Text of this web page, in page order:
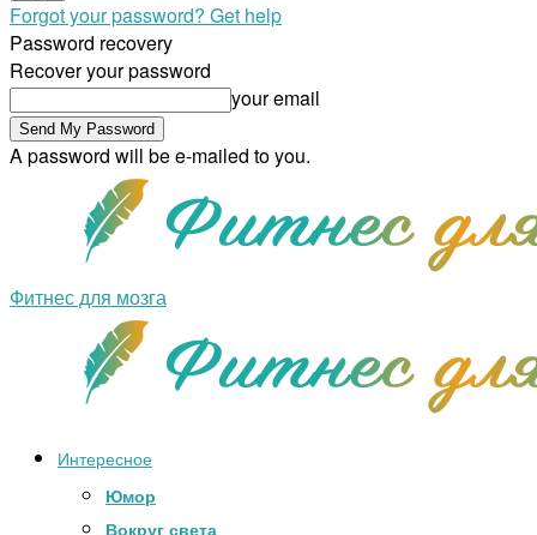
Forgot your password? Get help
Password recovery
Recover your password
your email
A password will be e-mailed to you.
Фитнес для мозга
Интересное
Юмор
Вокруг света